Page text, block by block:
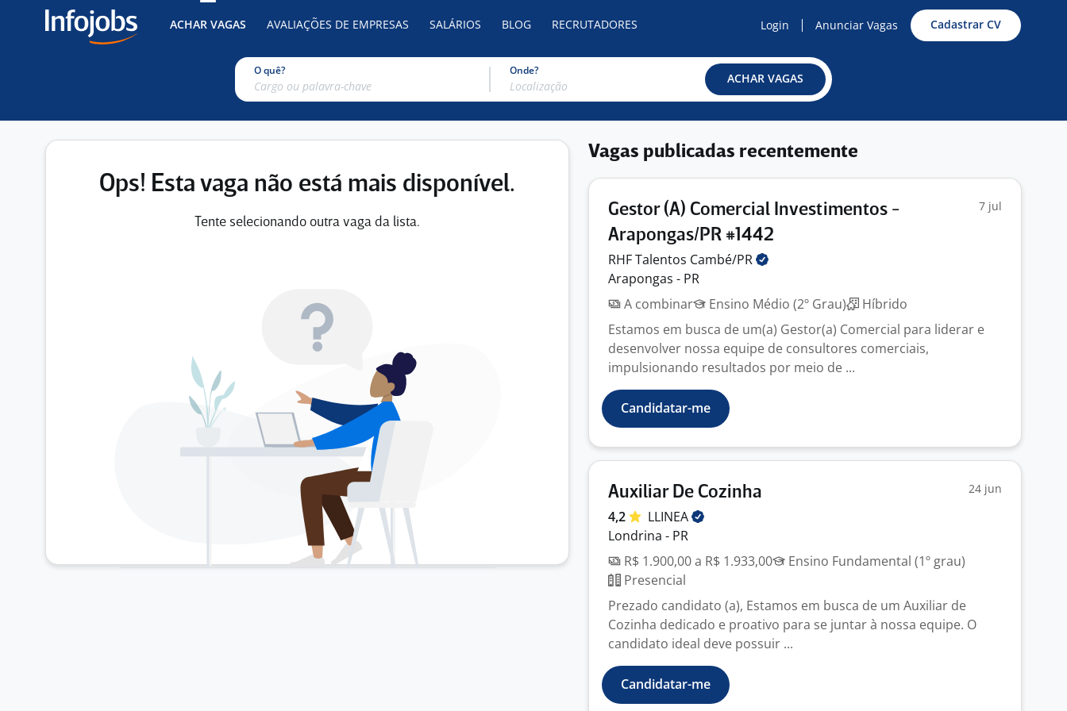
ACHAR VAGAS AVALIAÇÕES DE EMPRESAS SALÁRIOS BLOG RECRUTADORES Login Anunciar Vagas Cadastrar CV
O quê? Onde?
ACHAR VAGAS
Ops! Esta vaga não está mais disponível.
Tente selecionando outra vaga da lista.
Vagas publicadas recentemente
Gestor (A) Comercial Investimentos -
Arapongas/PR #1442
7 jul
RHF Talentos Cambé/PR
Arapongas - PR
A combinar
Ensino Médio (2º Grau)
Híbrido
Estamos em busca de um(a) Gestor(a) Comercial para liderar e
desenvolver nossa equipe de consultores comerciais,
impulsionando resultados por meio de ...
Candidatar-me
Auxiliar De Cozinha 24 jun
4,2
LLINEA
Londrina - PR
R$ 1.900,00 a R$ 1.933,00
Ensino Fundamental (1º grau)
Presencial
Prezado candidato (a), Estamos em busca de um Auxiliar de
Cozinha dedicado e proativo para se juntar à nossa equipe. O
candidato ideal deve possuir ...
Candidatar-me